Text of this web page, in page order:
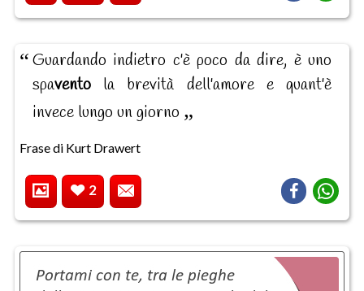
Guardando indietro c'è poco da dire, è uno
spavento la brevità dell'amore e quant'è
invece lungo un giorno
Frase di Kurt Drawert
2